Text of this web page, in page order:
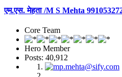
एम.एस. मेहता /M S Mehta
Core Team
Hero Member
Posts: 40,912